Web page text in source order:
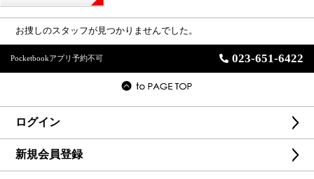
お捜しのスタッフが見つかりませんでした。
Pocketbookアプリ予約不可 023-651-6422
ログイン
新規会員登録